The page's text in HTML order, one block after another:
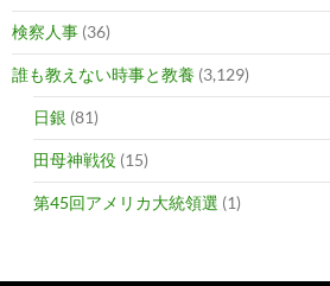
検察人事 (36)
誰も教えない時事と教養 (3,129)
日銀 (81)
田母神戦役 (15)
第45回アメリカ大統領選 (1)